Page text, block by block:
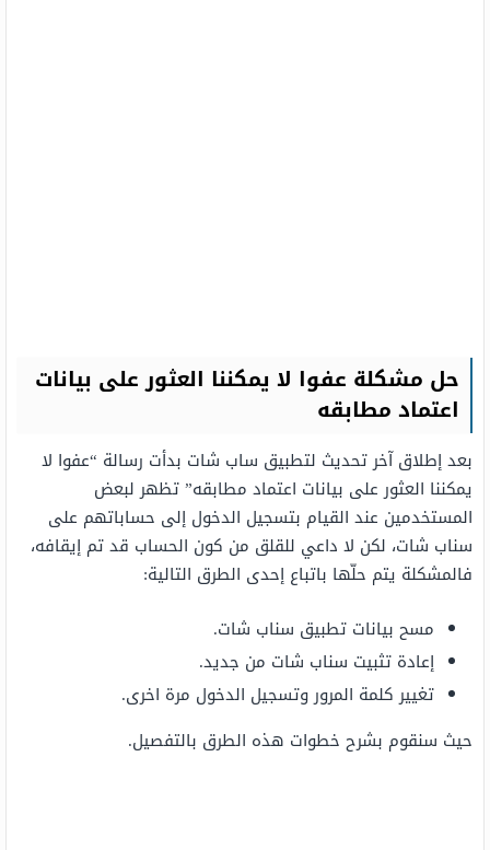
حل مشكلة عفوا لا يمكننا العثور على بيانات
اعتماد مطابقه
بعد إطلاق آخر تحديث لتطبيق ساب شات بدأت رسالة “عفوا لا
يمكننا العثور على بيانات اعتماد مطابقه” تظهر لبعض
المستخدمين عند القيام بتسجيل الدخول إلى حساباتهم على
سناب شات، لكن لا داعي للقلق من كون الحساب قد تم إيقافه،
فالمشكلة يتم حلّها باتباع إحدى الطرق التالية:
مسح بيانات تطبيق سناب شات.
إعادة تثبيت سناب شات من جديد.
تغيير كلمة المرور وتسجيل الدخول مرة اخرى.
حيث سنقوم بشرح خطوات هذه الطرق بالتفصيل.